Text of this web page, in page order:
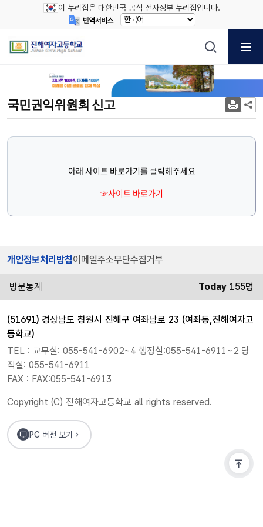
이 누리집은 대한민국 공식 전자정부 누리집입니다.
국민권익위원회 신고
아래 사이트 바로가기를 클릭해주세요
☞사이트 바로가기
개인정보처리방침이메일주소무단수집거부
방문통계 Today 155명
(51691) 경상남도 창원시 진해구 여좌남로 23 (여좌동,진해여자고
등학교)
TEL : 교무실: 055-541-6902~4 행정실:055-541-6911~2 당
직실: 055-541-6911
FAX : FAX:055-541-6913
Copyright (C) 진해여자고등학교 all rights reserved.
PC 버전 보기